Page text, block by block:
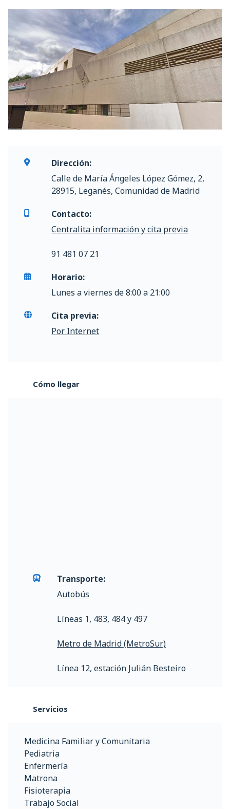
Dirección:
Calle de María Ángeles López Gómez, 2,
28915, Leganés, Comunidad de Madrid
Contacto:
Centralita información y cita previa
91 481 07 21
Horario:
Lunes a viernes de 8:00 a 21:00
Cita previa:
Por Internet
Cómo llegar
Transporte:
Autobús
Líneas 1, 483, 484 y 497
Metro de Madrid (MetroSur)
Línea 12, estación Julián Besteiro
Servicios
Medicina Familiar y Comunitaria
Pediatria
Enfermería
Matrona
Fisioterapia
Trabajo Social